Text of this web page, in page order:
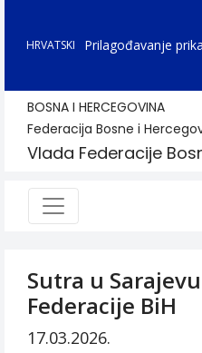
HRVATSKI Prilagođavanje
BOSNA I HERCEGOVINA
Federacija Bosne i
Vlada Federacije
Sutra u
Federacije BiH
17.03.2026.